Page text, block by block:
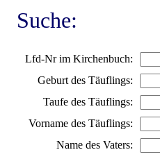
Suche:
Lfd-Nr im Kirchenbuch:
Geburt des Täuflings:
Taufe des Täuflings:
Vorname des Täuflings:
Name des Vaters: